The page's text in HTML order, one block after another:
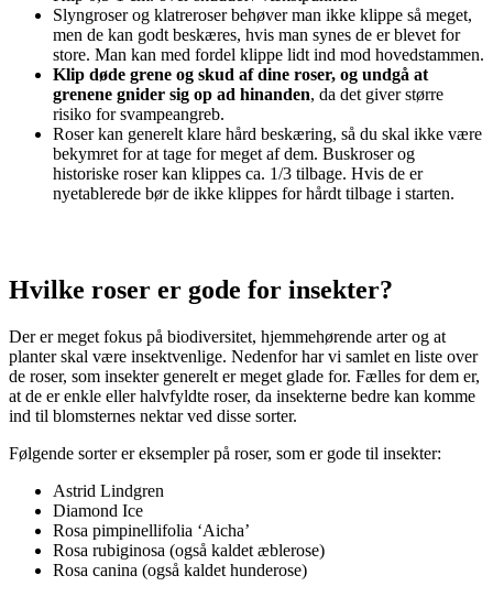
Slyngroser og klatreroser behøver man ikke klippe så meget,
men de kan godt beskæres, hvis man synes de er blevet for
store. Man kan med fordel klippe lidt ind mod hovedstammen.
Klip døde grene og skud af dine roser, og undgå at
grenene gnider sig op ad hinanden, da det giver større
risiko for svampeangreb.
Roser kan generelt klare hård beskæring, så du skal ikke være
bekymret for at tage for meget af dem. Buskroser og
historiske roser kan klippes ca. 1/3 tilbage. Hvis de er
nyetablerede bør de ikke klippes for hårdt tilbage i starten.
Hvilke roser er gode for insekter?
Der er meget fokus på biodiversitet, hjemmehørende arter og at
planter skal være insektvenlige. Nedenfor har vi samlet en liste over
de roser, som insekter generelt er meget glade for. Fælles for dem er,
at de er enkle eller halvfyldte roser, da insekterne bedre kan komme
ind til blomsternes nektar ved disse sorter.
Følgende sorter er eksempler på roser, som er gode til insekter:
Astrid Lindgren
Diamond Ice
Rosa pimpinellifolia ‘Aicha’
Rosa rubiginosa (også kaldet æblerose)
Rosa canina (også kaldet hunderose)